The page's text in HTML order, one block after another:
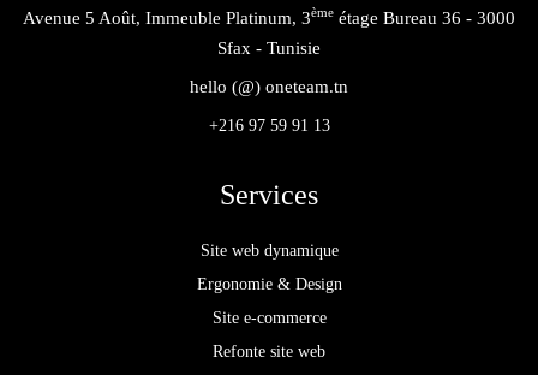
Avenue 5 Août, Immeuble Platinum, 3ème étage Bureau 36 - 3000
Sfax - Tunisie
hello (@) oneteam.tn
+216 97 59 91 13
Services
Site web dynamique
Ergonomie & Design
Site e-commerce
Refonte site web